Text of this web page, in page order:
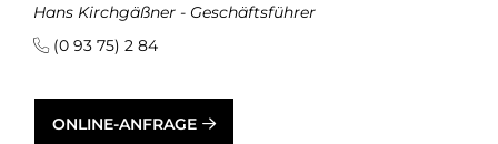
Hans Kirchgäßner - Geschäftsführer
(0 93 75) 2 84
ONLINE-ANFRAGE